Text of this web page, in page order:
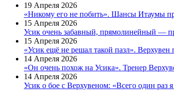
19 Апреля 2026
«Никому его не побить». Шансы Итаумы
15 Апреля 2026
Усик очень забавный, прямолинейный —
15 Апреля 2026
«Усик ещё не решал такой пазл». Верхувен
14 Апреля 2026
«Он очень похож на Усика». Тренер
14 Апреля 2026
Усик о бое с Верхувеном: «Всего один раз